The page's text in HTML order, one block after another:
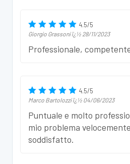
4.5/5
Giorgio Grassoniï¿½ 28/11/2023
Professionale,
4.5/5
Marco Bartolozziï¿½ 04/06/2023
Puntuale e molto
mio problema
soddisfatto.